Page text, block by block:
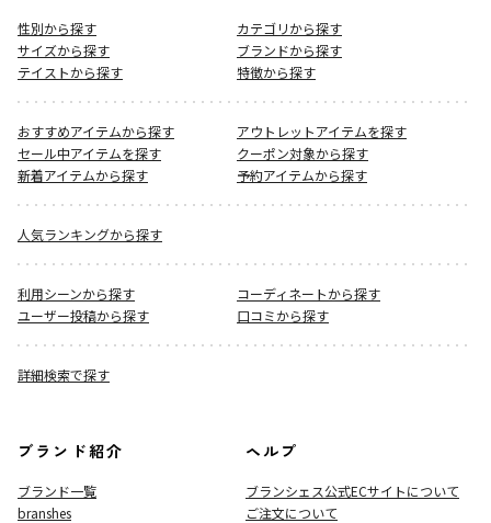
性別から探す
カテゴリから探す
サイズから探す
ブランドから探す
テイストから探す
特徴から探す
おすすめアイテムから探す
アウトレットアイテムを探す
セール中アイテムを探す
クーポン対象から探す
新着アイテムから探す
予約アイテムから探す
人気ランキングから探す
利用シーンから探す
コーディネートから探す
ユーザー投稿から探す
口コミから探す
詳細検索で探す
ブランド紹介
ブランド一覧
branshes
ヘルプ
ブランシェス公式ECサイトについて
ご注文について